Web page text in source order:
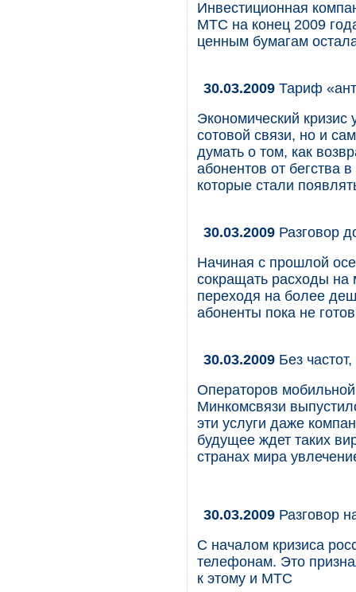
Инвестиционная
МТС на конец 2009
ценным бумагам
30.03.2009 Тариф
Экономический кризис
сотовой связи, но и
думать о том, как
абонентов от бегства
которые стали
30.03.2009 Разговор
Начиная с прошлой
сокращать расходы на
переходя на более
абоненты пока не
30.03.2009 Без
Операторов
Минкомсвязи
эти услуги даже
будущее ждет таких
странах мира
30.03.2009 Разговор
С началом кризиса
телефонам. Это
к этому и МТС